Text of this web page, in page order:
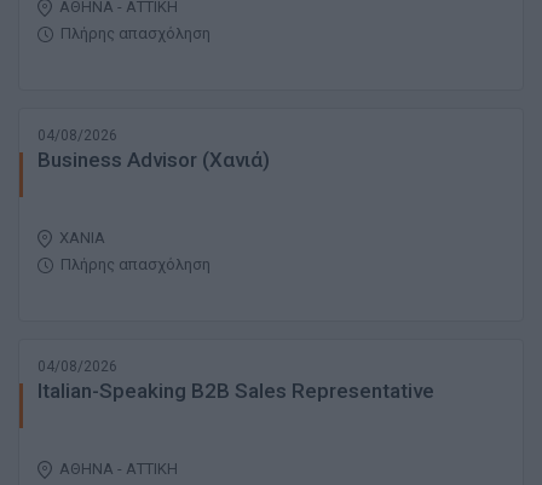
ΑΘΗΝΑ - ΑΤΤΙΚΗ
Πλήρης απασχόληση
04/08/2026
Business Advisor (Χανιά)
ΧΑΝΙΑ
Πλήρης απασχόληση
04/08/2026
Italian-Speaking B2B Sales Representative
ΑΘΗΝΑ - ΑΤΤΙΚΗ